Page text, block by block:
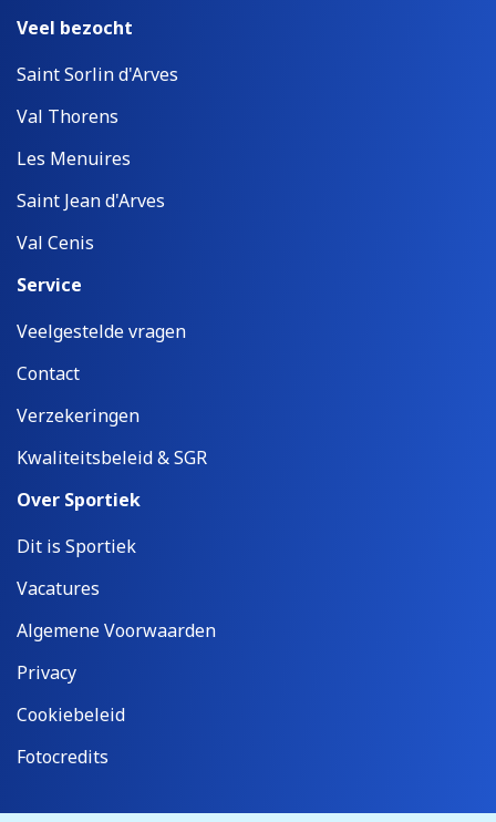
Veel bezocht
Saint Sorlin d'Arves
Val Thorens
Les Menuires
Saint Jean d'Arves
Val Cenis
Service
Veelgestelde vragen
Contact
Verzekeringen
Kwaliteitsbeleid & SGR
Over Sportiek
Dit is Sportiek
Vacatures
Algemene Voorwaarden
Privacy
Cookiebeleid
Fotocredits